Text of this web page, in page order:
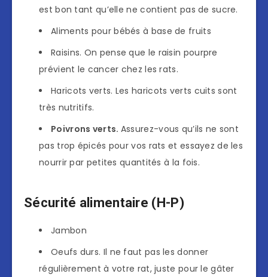
est bon tant qu’elle ne contient pas de sucre.
Aliments pour bébés à base de fruits
Raisins. On pense que le raisin pourpre
prévient le cancer chez les rats.
Haricots verts. Les haricots verts cuits sont
très nutritifs.
Poivrons verts. Assurez-vous qu’ils ne sont
pas trop épicés pour vos rats et essayez de les
nourrir par petites quantités à la fois.
Sécurité alimentaire (H-P)
Jambon
Oeufs durs. Il ne faut pas les donner
régulièrement à votre rat, juste pour le gâter